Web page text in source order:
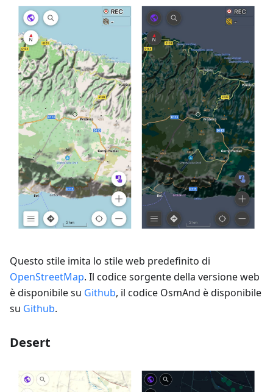
Questo stile imita lo stile web predefinito di
OpenStreetMap. Il codice sorgente della versione web
è disponibile su Github, il codice OsmAnd è disponibile
su Github.
Desert